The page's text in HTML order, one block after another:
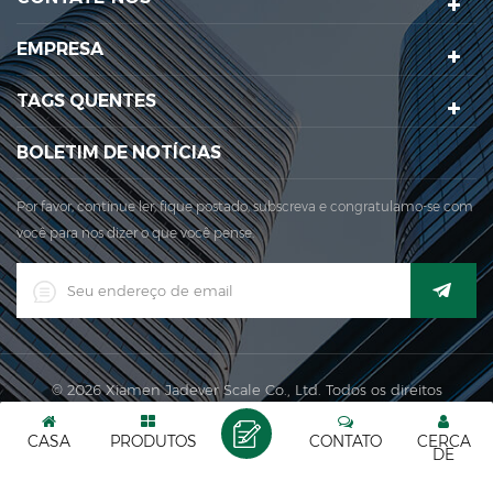
Em 1999, Xiamen Jadever Escala Co., Ltd.foi estabelecida; A
principal área de produção para a nossa empresa está
localizada naqui. Aqui. Em 2006, Jadever adquiriu a ISO ...
EMPRESA
TAGS QUENTES
BOLETIM DE NOTÍCIAS
Por favor, continue ler, fique postado, subscreva e congratulamo-se com
você para nos dizer o que você pense.
© 2026 Xiamen Jadever Scale Co., Ltd. Todos os direitos
reservados. | XML
Rede IPv6 suportada
CASA PRODUTOS CERCA
DE
CONTATO